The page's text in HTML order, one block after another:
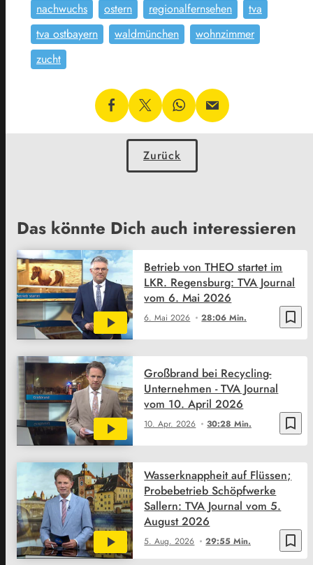
nachwuchs
ostern regionalfernsehen
tva
tva ostbayern
waldmünchen
wohnzimmer
zucht
Zurück
Das könnte Dich auch interessieren
bookmark_border
6. Mai 2026 28:06 Min.
Betrieb von THEO startet im
LKR. Regensburg: TVA Journal
vom 6. Mai 2026
bookmark_border
10. Apr. 2026 30:28 Min.
Großbrand bei Recycling-
Unternehmen - TVA Journal
vom 10. April 2026
bookmark_border
5. Aug. 2026 29:55 Min.
Wasserknappheit auf Flüssen;
Probebetrieb Schöpfwerke
Sallern: TVA Journal vom 5.
August 2026